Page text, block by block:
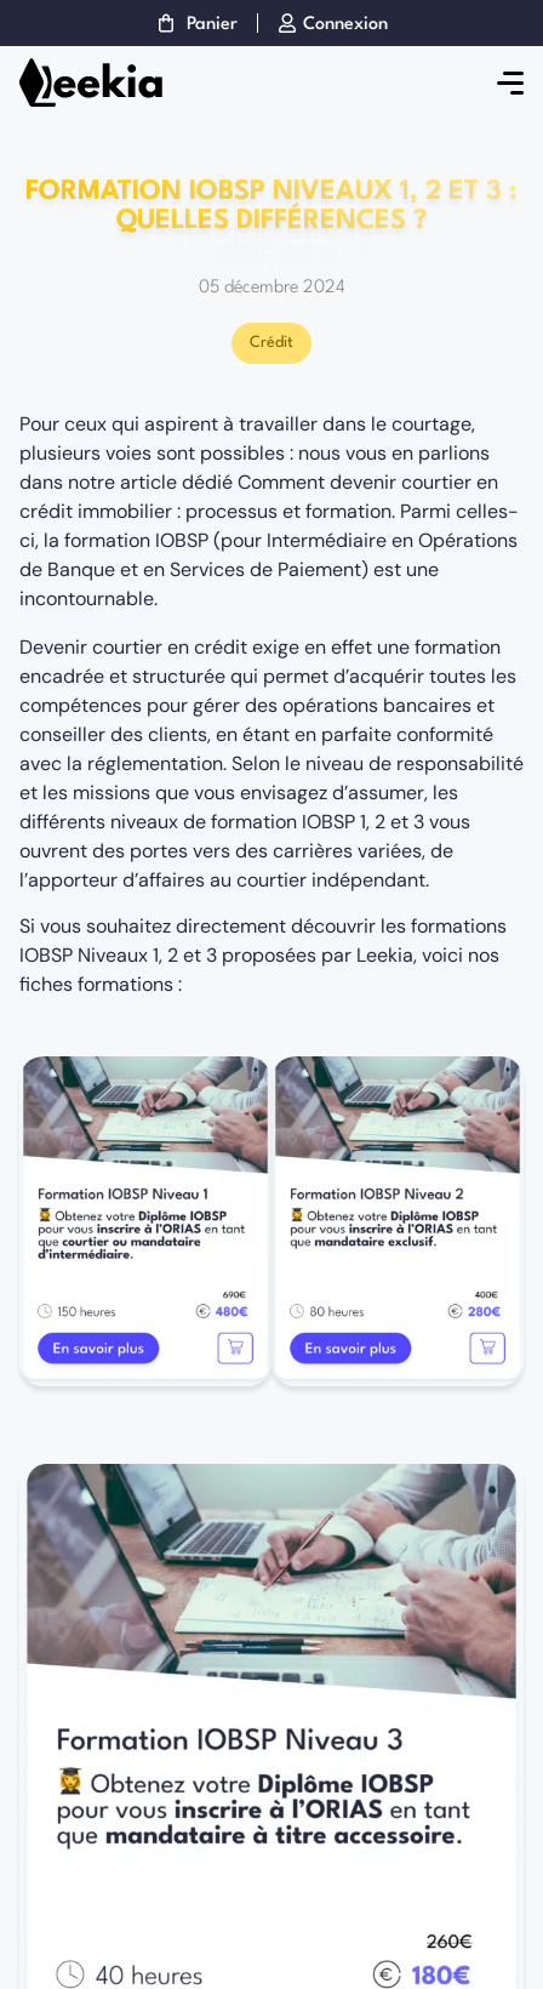
Panier Connexion
FORMATION IOBSP NIVEAUX 1, 2 ET 3 :
QUELLES DIFFÉRENCES ?
05 décembre 2024
Crédit
Pour ceux qui aspirent à travailler dans le courtage,
plusieurs voies sont possibles : nous vous en parlions
dans notre article dédié Comment devenir courtier en
crédit immobilier : processus et formation. Parmi celles-
ci, la formation IOBSP (pour Intermédiaire en Opérations
de Banque et en Services de Paiement) est une
incontournable.
Devenir courtier en crédit exige en effet une formation
encadrée et structurée qui permet d’acquérir toutes les
compétences pour gérer des opérations bancaires et
conseiller des clients, en étant en parfaite conformité
avec la réglementation. Selon le niveau de responsabilité
et les missions que vous envisagez d’assumer, les
différents niveaux de formation IOBSP 1, 2 et 3 vous
ouvrent des portes vers des carrières variées, de
l’apporteur d’affaires au courtier indépendant.
Si vous souhaitez directement découvrir les formations
IOBSP Niveaux 1, 2 et 3 proposées par Leekia, voici nos
fiches formations :